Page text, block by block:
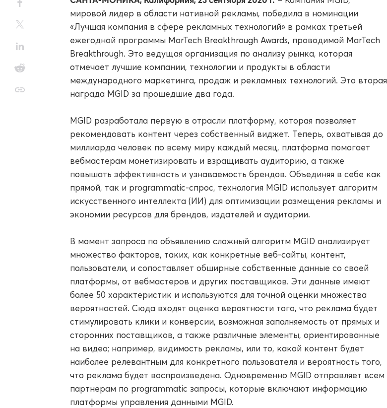
мировой лидер в области нативной рекламы, победила в номинации
«Лучшая компания в сфере рекламных технологий» в рамках третьей
ежегодной программы MarTech Breakthrough Awards, проводимой MarTech
Breakthrough. Это ведущая организация по анализу рынка, которая
отмечает лучшие компании, технологии и продукты в области
международного маркетинга, продаж и рекламных технологий. Это вторая
награда MGID за прошедшие два года.
MGID разработала первую в отрасли платформу, которая позволяет
рекомендовать контент через собственный виджет. Теперь, охватывая до
миллиарда человек по всему миру каждый месяц, платформа помогает
вебмастерам монетизировать и взращивать аудиторию, а также
повышать эффективность и узнаваемость брендов. Объединяя в себе как
прямой, так и programmatic-спрос, технология MGID использует алгоритм
искусственного интеллекта (ИИ) для оптимизации размещения рекламы и
экономии ресурсов для брендов, издателей и аудитории.
В момент запроса по объявлению сложный алгоритм MGID анализирует
множество факторов, таких, как конкретные веб-сайты, контент,
пользователи, и сопоставляет обширные собственные данные со своей
платформы, от вебмастеров и других поставщиков. Эти данные имеют
более 50 характеристик и используются для точной оценки множества
вероятностей. Сюда входят оценка вероятности того, что реклама будет
стимулировать клики и конверсии, возможная заполняемость от прямых и
сторонних поставщиков, а также различные элементы, ориентированные
на видео; например, видимость рекламы, или то, какой контент будет
наиболее релевантным для конкретного пользователя и вероятность того,
что реклама будет воспроизведена. Одновременно MGID отправляет всем
партнерам по programmatic запросы, которые включают информацию
платформы управления данными MGID.